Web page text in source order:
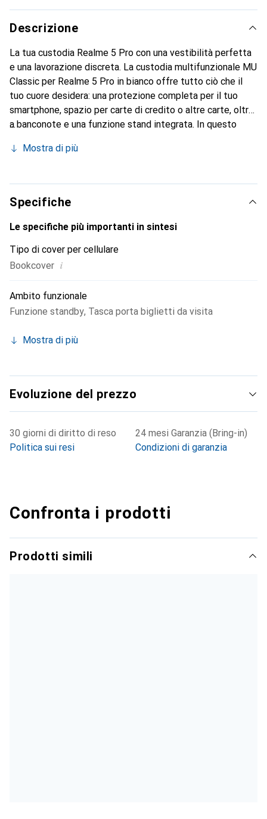
Descrizione
La tua custodia Realme 5 Pro con una vestibilità perfetta
e una lavorazione discreta. La custodia multifunzionale MU
Classic per Realme 5 Pro in bianco offre tutto ciò che il
tuo cuore desidera: una protezione completa per il tuo
smartphone, spazio per carte di credito o altre carte, oltre
a banconote e una funzione stand integrata. In questo
guardare comodamente i video. Oltre a queste
tuo smartphone un classico aspetto in pelle. Grazie alla
chiusura magnetica, questa custodia per Realme 5 Pro
offre protezione in ogni situazione. Tuttavia, tutte le
funzioni del tuo smartphone rimangono intatte e puoi
Mostra di più
Specifiche
Le specifiche più importanti in sintesi
Tipo di cover per cellulare
Bookcover i
Ambito funzionale
Funzione standby, Tasca porta biglietti da visita
Mostra di più
Evoluzione del prezzo
30 giorni di diritto di reso
Politica sui resi
24 mesi Garanzia (Bring-in)
Condizioni di garanzia
Confronta i prodotti
Prodotti simili